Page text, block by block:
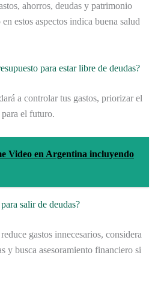
ahorros, deudas y patrimonio
estos aspectos indica buena salud
para estar libre de deudas?
a controlar tus gastos, priorizar el
el futuro.
Video en Argentina incluyendo
salir de deudas?
gastos innecesarios, considera
y busca asesoramiento financiero si